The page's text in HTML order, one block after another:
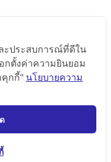
ะประสบการณ์ที่ดีใน
กตั้งค่าความยินยอม
คุกกี้" นโยบายความ